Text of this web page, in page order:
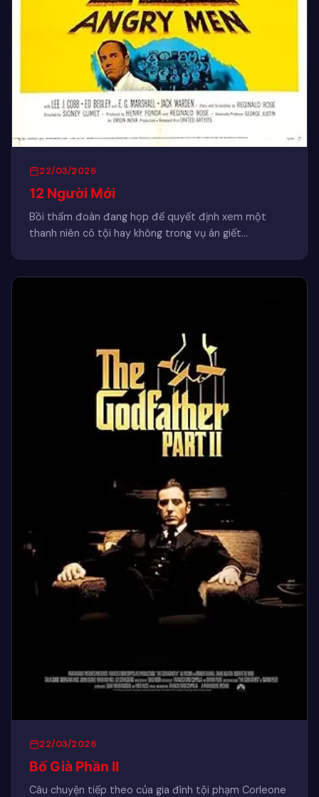
22/03/2026
12 Người Mới
Bồi thẩm đoàn đang họp để quyết định xem một
thanh niên có tội hay không trong vụ án giết…
22/03/2026
Bố Già Phần II
Câu chuyện tiếp theo của gia đình tội phạm Corleone